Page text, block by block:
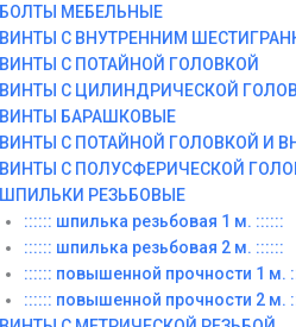
БОЛТЫ МЕБЕЛЬНЫЕ
ВИНТЫ С ВНУТРЕННИМ
ВИНТЫ С ПОТАЙНОЙ ГОЛОВКОЙ
ВИНТЫ С ЦИЛИНДРИЧЕСКОЙ
ВИНТЫ БАРАШКОВЫЕ
ВИНТЫ С ПОТАЙНОЙ ГОЛОВКОЙ И
ВИНТЫ С ПОЛУСФЕРИЧЕСКОЙ
ШПИЛЬКИ РЕЗЬБОВЫЕ
:::::: шпилька резьбовая 1 м. ::::::
:::::: шпилька резьбовая 2 м. ::::::
:::::: повышенной прочности 1 м.
:::::: повышенной прочности 2 м.